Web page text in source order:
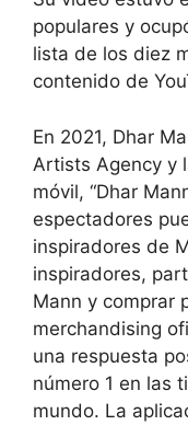
populares y
lista de los diez
contenido de
En 2021, Dhar
Artists Agency y
móvil, “Dhar
espectadores
inspiradores de
inspiradores,
Mann y comprar
merchandising
una respuesta
número 1 en las
mundo. La